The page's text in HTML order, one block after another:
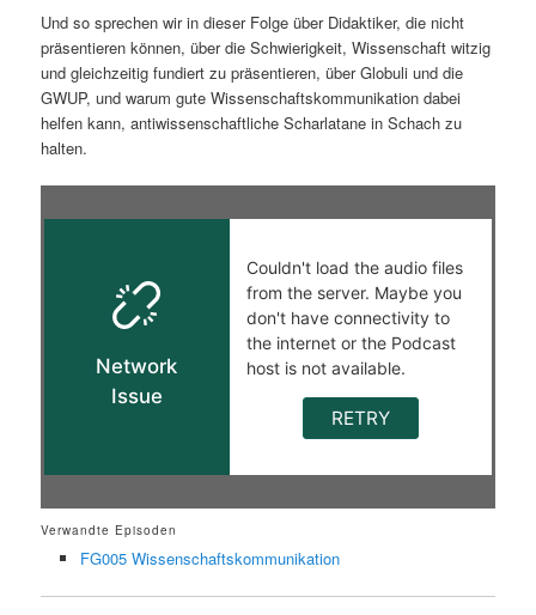
e
n
n
g
e
n
Und so sprechen wir in dieser Folge über Didaktiker, die nicht
präsentieren können, über die Schwierigkeit, Wissenschaft witzig
und gleichzeitig fundiert zu präsentieren, über Globuli und die
GWUP, und warum gute Wissenschaftskommunikation dabei
helfen kann, antiwissenschaftliche Scharlatane in Schach zu
halten.
Verwandte Episoden
FG005 Wissenschaftskommunikation